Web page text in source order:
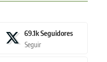
69.1kSeguidores
Seguir